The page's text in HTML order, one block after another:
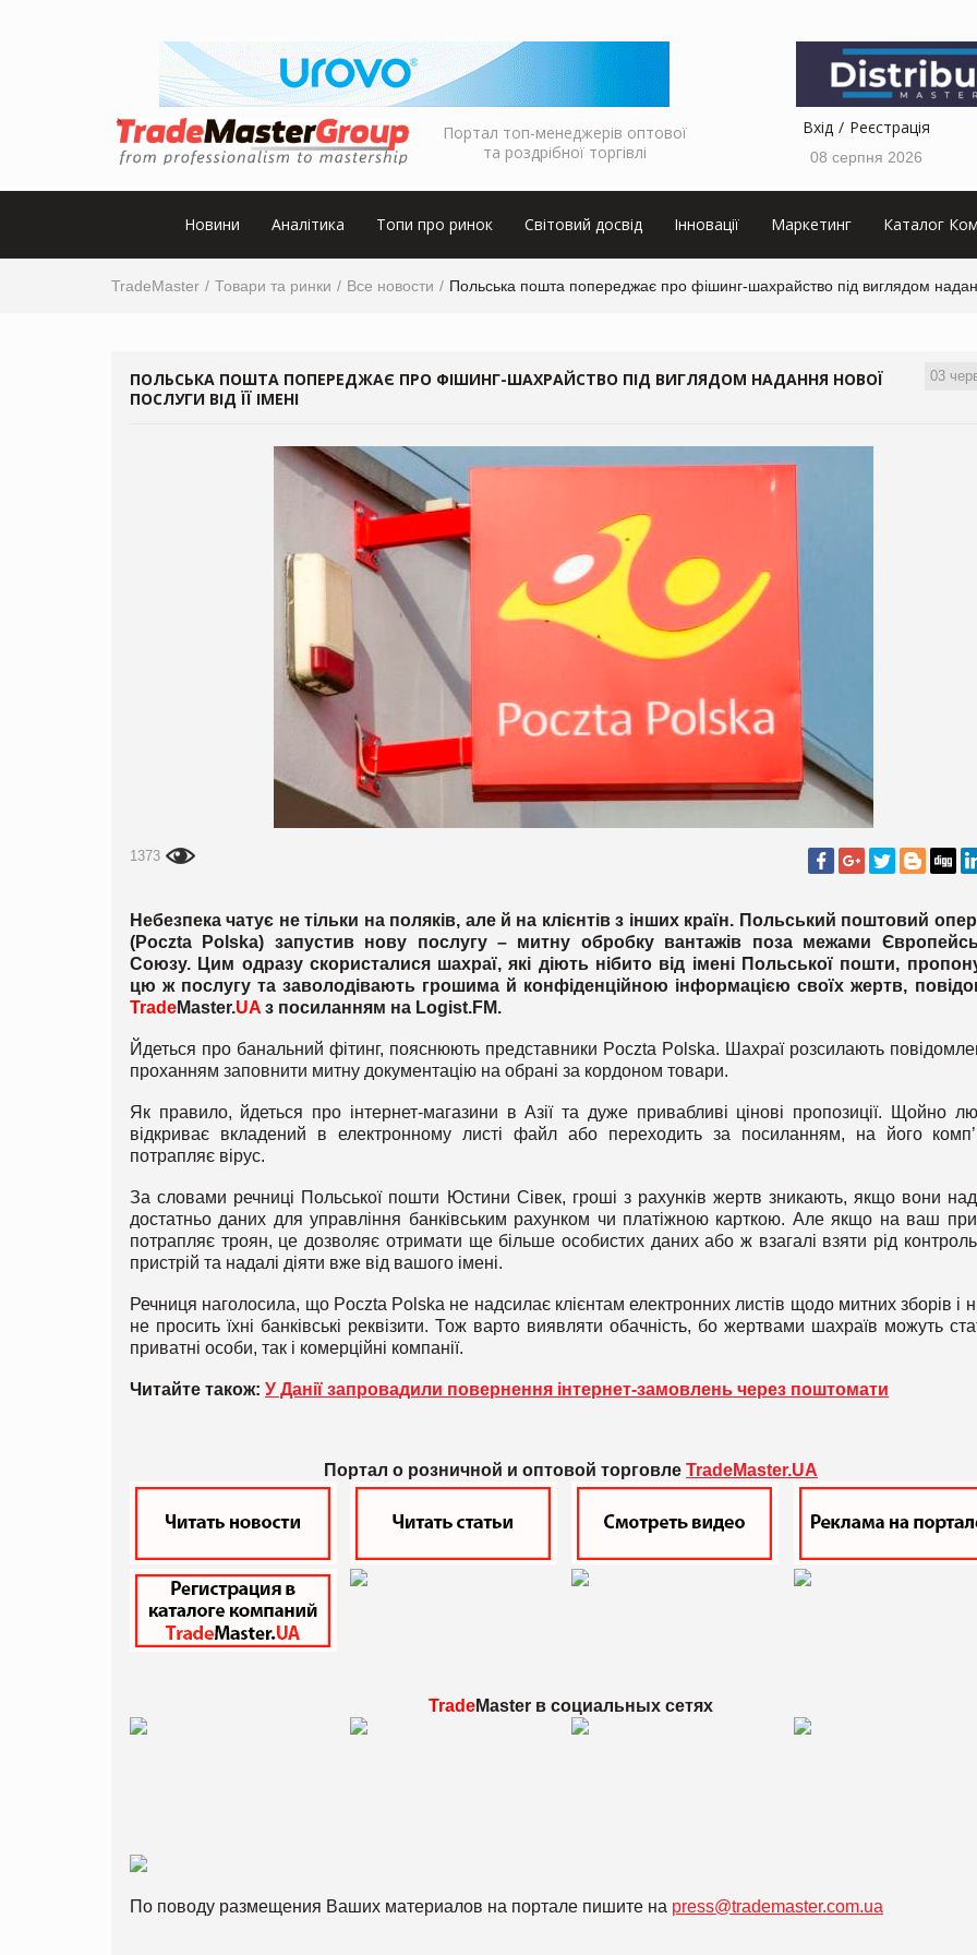
Портал топ-менеджерів оптової
та роздрібної торгівлі
Вхід Реєстрація
08 серпня 2026
Новини Аналітика Топи про ринок Світовий досвід Інновації Маркетинг Каталог
TradeMaster Товари та ринки Все новости Польська пошта попереджає про фішинг-шахрайство під виглядом
03
ПОЛЬСЬКА ПОШТА ПОПЕРЕДЖАЄ ПРО ФІШИНГ-ШАХРАЙСТВО ПІД ВИГЛЯДОМ НАДАННЯ НОВОЇ
ПОСЛУГИ ВІД ЇЇ ІМЕНІ
1373
Небезпека чатує не тільки на поляків, але й на клієнтів з інших країн. Польський поштовий
(Poczta Polska) запустив нову послугу – митну обробку вантажів поза межами
Союзу. Цим одразу скористалися шахраї, які діють нібито від імені Польської пошти,
цю ж послугу та заволодівають грошима й конфіденційною інформацією своїх жертв,
TradeMaster.UA з посиланням на Logist.FM.
Йдеться про банальний фітинг, пояснюють представники Poczta Polska. Шахраї розсилають
проханням заповнити митну документацію на обрані за кордоном товари.
Як правило, йдеться про інтернет-магазини в Азії та дуже привабливі цінові пропозиції. Щойно
відкриває вкладений в електронному листі файл або переходить за посиланням, на його
потрапляє вірус.
За словами речниці Польської пошти Юстини Сівек, гроші з рахунків жертв зникають, якщо вони
достатньо даних для управління банківським рахунком чи платіжною карткою. Але якщо на ваш
потрапляє троян, це дозволяє отримати ще більше особистих даних або ж взагалі взяти рід
пристрій та надалі діяти вже від вашого імені.
Речниця наголосила, що Poczta Polska не надсилає клієнтам електронних листів щодо митних зборів і
не просить їхні банківські реквізити. Тож варто виявляти обачність, бо жертвами шахраїв можуть
приватні особи, так і комерційні компанії.
Читайте також: У Данії запровадили повернення інтернет-замовлень через поштомати
Портал о розничной и оптовой торговле TradeMaster.UA
TradeMaster в социальных сетях
По поводу размещения Ваших материалов на портале пишите на press@trademaster.com.ua